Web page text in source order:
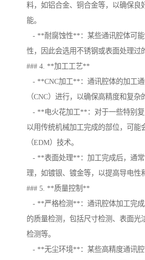
料，如铝合金、铜合金等，以确保良
能。
- **耐腐蚀性**：某些通讯腔体可
性，因此会选用不锈钢或表面处理过
### 4. **加工工艺**
- **CNC加工**：通讯腔体的加工
（CNC）进行，以确保高精度和复杂
- **电火花加工**：对于一些特别
以用传统机械加工完成的部位，可能
（EDM）技术。
- **表面处理**：加工完成后，通
理，如镀银、镀金等，以提高导电性
### 5. **质量控制**
- **严格检测**：通讯腔体加工完
的质量检测，包括尺寸检测、表面光
检测等。
- **无尘环境**：某些高精度通讯